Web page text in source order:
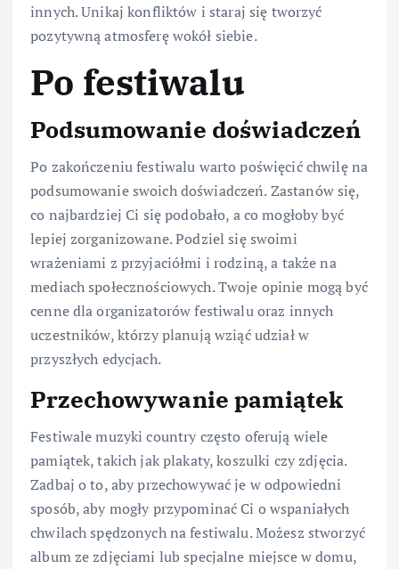
innych. Unikaj konfliktów i staraj się tworzyć
pozytywną atmosferę wokół siebie.
Po festiwalu
Podsumowanie doświadczeń
Po zakończeniu festiwalu warto poświęcić chwilę na
podsumowanie swoich doświadczeń. Zastanów się,
co najbardziej Ci się podobało, a co mogłoby być
lepiej zorganizowane. Podziel się swoimi
wrażeniami z przyjaciółmi i rodziną, a także na
mediach społecznościowych. Twoje opinie mogą być
cenne dla organizatorów festiwalu oraz innych
uczestników, którzy planują wziąć udział w
przyszłych edycjach.
Przechowywanie pamiątek
Festiwale muzyki country często oferują wiele
pamiątek, takich jak plakaty, koszulki czy zdjęcia.
Zadbaj o to, aby przechowywać je w odpowiedni
sposób, aby mogły przypominać Ci o wspaniałych
chwilach spędzonych na festiwalu. Możesz stworzyć
album ze zdjęciami lub specjalne miejsce w domu,